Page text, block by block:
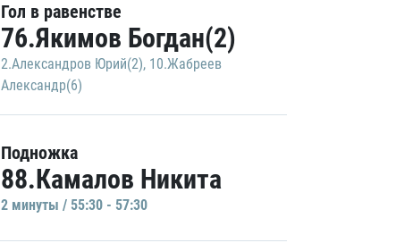
Гол в равенстве
76.Якимов Богдан(2)
2.Александров Юрий(2), 10.Жабреев
Александр(6)
Подножка
88.Камалов Никита
2 минуты / 55:30 - 57:30